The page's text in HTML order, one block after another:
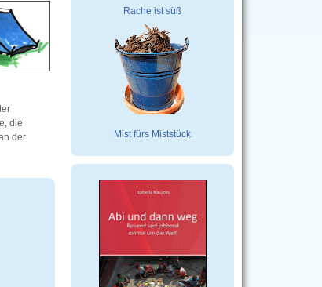
die
der
Rache ist süß
Mist fürs Miststück